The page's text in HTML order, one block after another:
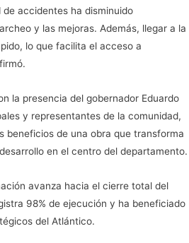
accidentes ha disminuido
y las mejoras. Además, llegar a la
lo que facilita el acceso a
la presencia del gobernador Eduardo
y representantes de la comunidad,
beneficios de una obra que transforma
en el centro del departamento.
avanza hacia el cierre total del
98% de ejecución y ha beneficiado
del Atlántico.